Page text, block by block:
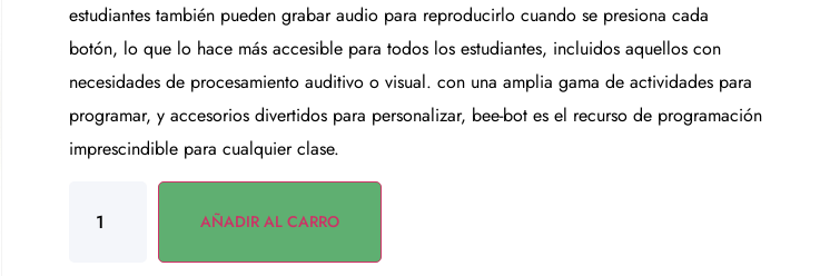
estudiantes también pueden grabar audio para reproducirlo cuando se presiona cada
botón, lo que lo hace más accesible para todos los estudiantes, incluidos aquellos con
necesidades de procesamiento auditivo o visual. con una amplia gama de actividades para
programar, y accesorios divertidos para personalizar, bee-bot es el recurso de programación
imprescindible para cualquier clase.
AÑADIR AL CARRO